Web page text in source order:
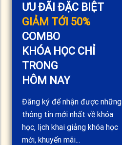
ƯU ĐÃI ĐẶC BIỆT
GIẢM TỚI 50%
COMBO
KHÓA HỌC CHỈ
TRONG
HÔM NAY
Đăng ký để nhận được những
thông tin mới nhất về khóa
học, lịch khai giảng khóa học
mới, khuyến mãi...